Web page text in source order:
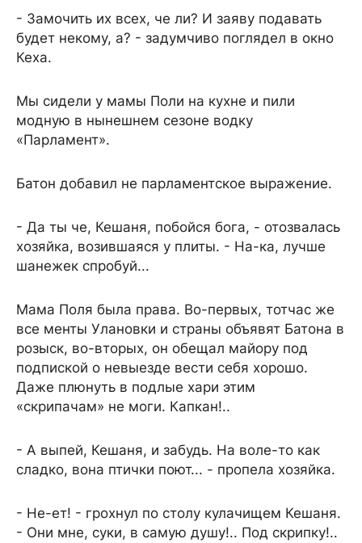
- Замочить их всех, че ли? И заяву подавать
будет некому, а? - задумчиво поглядел в окно
Кеха.
Мы сидели у мамы Поли на кухне и пили
модную в нынешнем сезоне водку
«Парламент».
Батон добавил не парламентское выражение.
- Да ты че, Кешаня, побойся бога, - отозвалась
хозяйка, возившаяся у плиты. - На-ка, лучше
шанежек спробуй...
Мама Поля была права. Во-первых, тотчас же
все менты Улановки и страны объявят Батона в
розыск, во-вторых, он обещал майору под
подпиской о невыезде вести себя хорошо.
Даже плюнуть в подлые хари этим
«скрипачам» не моги. Капкан!..
- А выпей, Кешаня, и забудь. На воле-то как
сладко, вона птички поют... - пропела хозяйка.
- Не-ет! - грохнул по столу кулачищем Кешаня.
- Они мне, суки, в самую душу!.. Под скрипку!..